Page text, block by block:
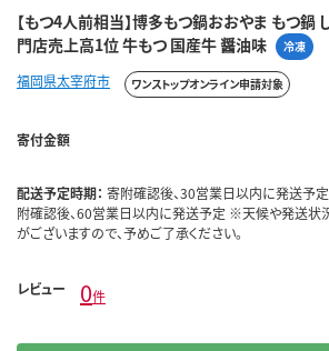
【もつ4人前相当】博多もつ鍋おおやま もつ鍋
門店売上高1位 牛もつ 国産牛 醤油味
冷凍
福岡県太宰府市 ワンストップオンライン申請対象
寄付金額
配送予定時期： 寄附確認後、30営業日以内に発送予
附確認後、60営業日以内に発送予定 ※天候や発送状
がございますので、予めご了承ください。
レビュー 0件